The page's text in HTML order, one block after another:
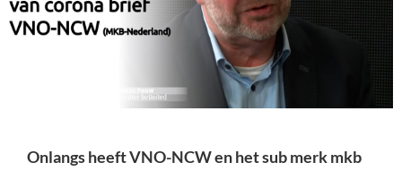
Onlangs heeft VNO-NCW en het sub merk mkb